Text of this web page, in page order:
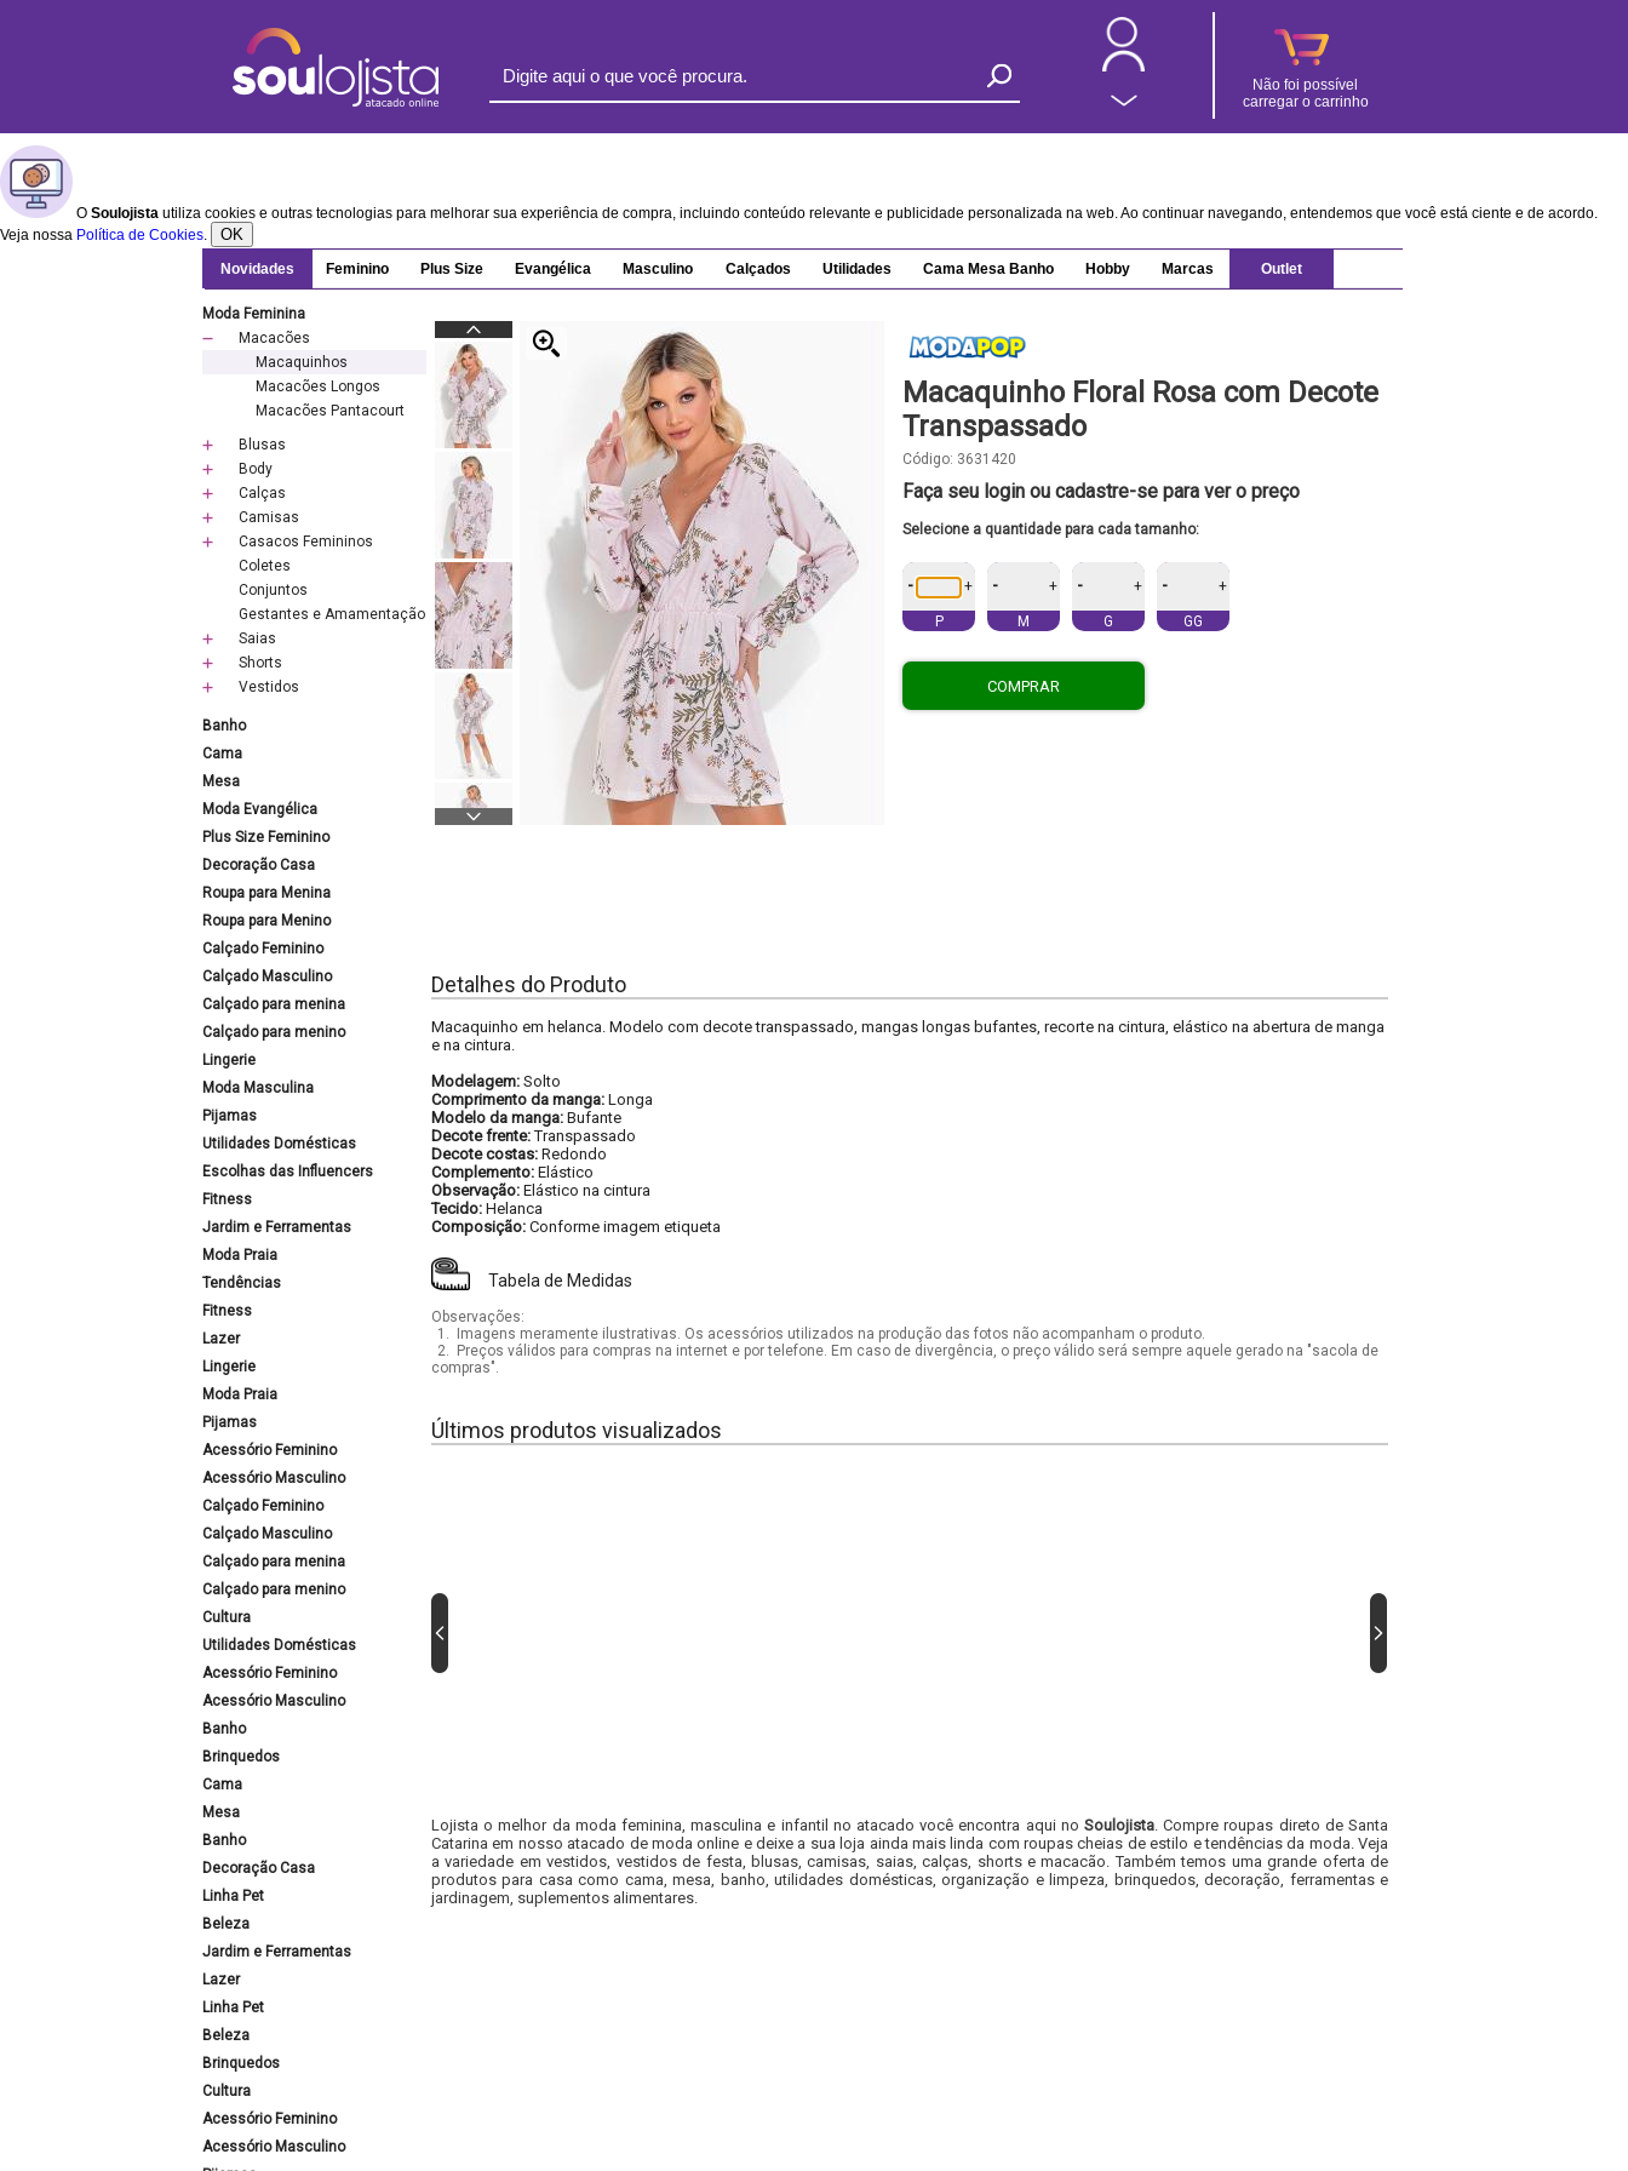
Não foi possível
carregar o carrinho
O Soulojista utiliza cookies e outras tecnologias para melhorar sua experiência de compra, incluindo conteúdo relevante e publicidade personalizada na web. Ao continuar navegando, entendemos que você está ciente e de acordo.
Veja nossa Política de Cookies. OK
Novidades Feminino Plus Size Evangélica Masculino Calçados Utilidades Cama Mesa Banho Hobby Marcas Outlet
Moda Feminina
Macacões
Macaquinhos
Macacões Longos
Macacões Pantacourt
Blusas
Body
Calças
Camisas
Casacos Femininos
Coletes
Conjuntos
Gestantes e Amamentação
Saias
Shorts
Vestidos
Banho
Cama
Mesa
Moda Evangélica
Plus Size Feminino
Decoração Casa
Roupa para Menina
Roupa para Menino
Calçado Feminino
Calçado Masculino
Calçado para menina
Calçado para menino
Lingerie
Moda Masculina
Pijamas
Utilidades Domésticas
Escolhas das Influencers
Fitness
Jardim e Ferramentas
Moda Praia
Tendências
Fitness
Lazer
Lingerie
Moda Praia
Pijamas
Acessório Feminino
Acessório Masculino
Calçado Feminino
Calçado Masculino
Calçado para menina
Calçado para menino
Cultura
Utilidades Domésticas
Acessório Feminino
Acessório Masculino
Banho
Brinquedos
Cama
Mesa
Banho
Decoração Casa
Linha Pet
Beleza
Jardim e Ferramentas
Lazer
Linha Pet
Beleza
Brinquedos
Cultura
Acessório Feminino
Acessório Masculino
Macaquinho Floral Rosa com Decote
Transpassado
Código: 3631420
Faça seu login ou cadastre-se para ver o preço
Selecione a quantidade para cada tamanho:
- +
P
- +
M
- +
G
- +
GG
COMPRAR
Detalhes do Produto
Macaquinho em helanca. Modelo com decote transpassado, mangas longas bufantes, recorte na cintura, elástico na abertura de manga
e na cintura.
Modelagem: Solto
Comprimento da manga: Longa
Modelo da manga: Bufante
Decote frente:Transpassado
Decote costas: Redondo
Complemento: Elástico
Observação: Elástico na cintura
Tecido: Helanca
Composição: Conforme imagem etiqueta
Tabela de Medidas
Observações:
1.
Imagens meramente ilustrativas. Os acessórios utilizados na produção das fotos não acompanham o produto.
2.
Preços válidos para compras na internet e por telefone. Em caso de divergência, o preço válido será sempre aquele gerado na "sacola de
compras".
Últimos produtos visualizados
Lojista o melhor da moda feminina, masculina e infantil no atacado você encontra aqui no Soulojista. Compre roupas direto de Santa
Catarina em nosso atacado de moda online e deixe a sua loja ainda mais linda com roupas cheias de estilo e tendências da moda. Veja
a variedade em vestidos, vestidos de festa, blusas, camisas, saias, calças, shorts e macacão. Também temos uma grande oferta de
produtos para casa como cama, mesa, banho, utilidades domésticas, organização e limpeza, brinquedos, decoração, ferramentas e
jardinagem, suplementos alimentares.